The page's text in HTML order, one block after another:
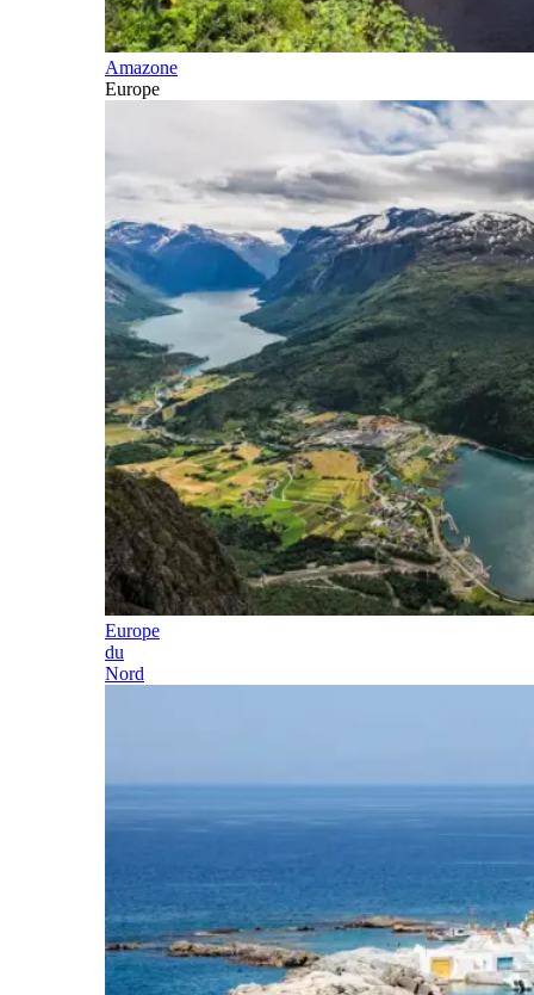
Amazone
Europe
Europe
du
Nord